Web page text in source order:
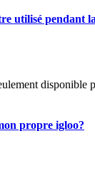
utilisé pendant
disponible
propre igloo?